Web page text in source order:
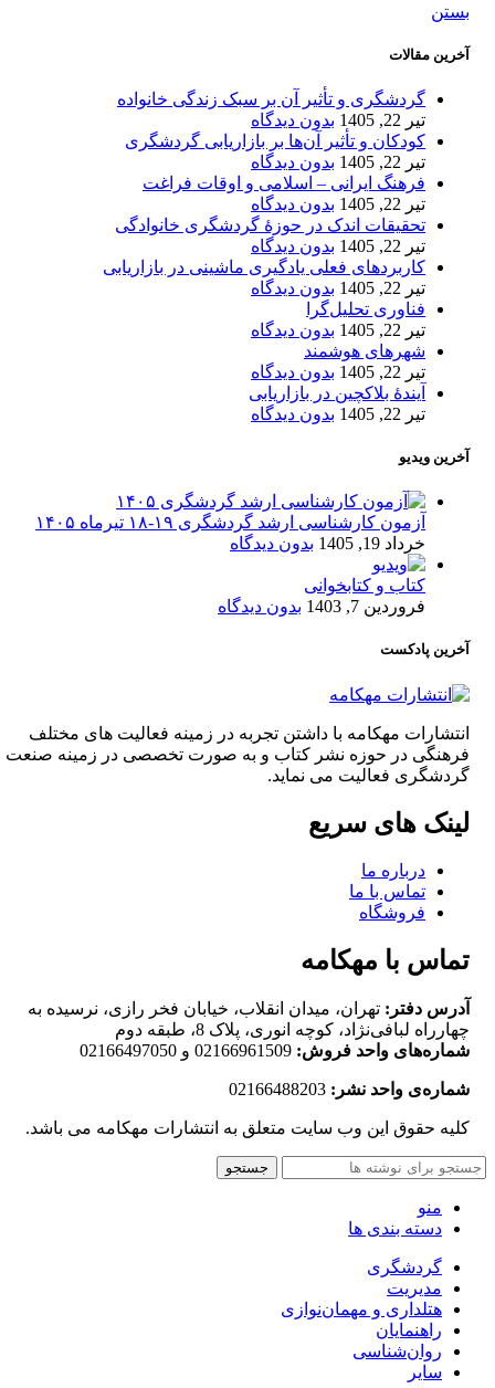
بستن
آخرین مقالات
گردشگری و تأثیر آن بر سبک زندگی خانواده
تیر 22, 1405
بدون دیدگاه
کودکان و تأثیر آن‌ها بر بازاریابی گردشگری
تیر 22, 1405
بدون دیدگاه
فرهنگ ایرانی – اسلامی و اوقات فراغت
تیر 22, 1405
بدون دیدگاه
تحقیقات اندک در حوزۀ گردشگری خانوادگی
تیر 22, 1405
بدون دیدگاه
کاربردهای فعلی یادگیری ماشینی در بازاریابی
تیر 22, 1405
بدون دیدگاه
فناوری تحلیل‌گرا
تیر 22, 1405
بدون دیدگاه
شهرهای هوشمند
تیر 22, 1405
بدون دیدگاه
آیندۀ بلاکچین در بازاریابی
تیر 22, 1405
بدون دیدگاه
آخرین ویدیو
آزمون کارشناسی ارشد گردشگری ۱۹-۱۸ تیرماه ۱۴۰۵
خرداد 19, 1405
بدون دیدگاه
کتاب و کتابخوانی
فروردین 7, 1403
بدون دیدگاه
آخرین پادکست
انتشارات مهکامه با داشتن تجربه در زمینه فعالیت های مختلف
فرهنگی در حوزه نشر کتاب و به صورت تخصصی در زمینه صنعت
گردشگری فعالیت می نماید.
لینک های سریع
درباره ما
تماس با ما
فروشگاه
تماس با مهکامه
آدرس دفتر: تهران، میدان انقلاب، خیابان فخر رازی، نرسیده به
چهارراه لبافی‌نژاد، کوچه انوری، پلاک 8، طبقه دوم
شماره‌های واحد فروش: 02166961509 و 02166497050
شماره‌‌ی واحد نشر:
کلیه حقوق این وب سایت متعلق به انتشارات مهکامه می باشد.
جستجو
منو
دسته بندی ها
گردشگری
مدیریت
هتلداری و مهمان‌نوازی
راهنمایان
روان‌شناسی
سایر